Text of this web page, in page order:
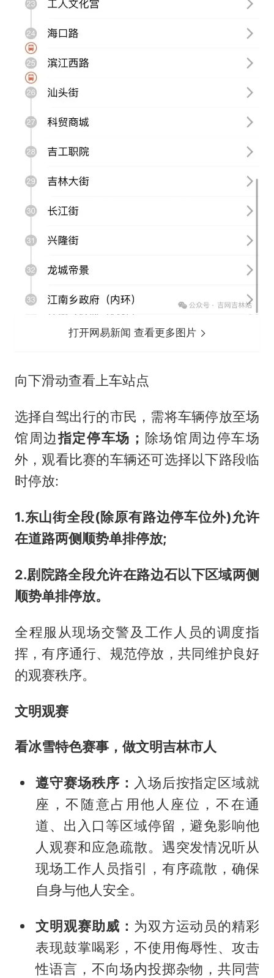
打开网易新闻 查看更多图片
向下滑动查看上车站点
选择自驾出行的市民，需将车辆停放至场
馆周边指定停车场； 除场馆周边停车场
外，观看比赛的车辆还可选择以下路段临
时停放:
1.东山街全段(除原有路边停车位外)允许
在道路两侧顺势单排停放;
2.剧院路全段允许在路边石以下区域两侧
顺势单排停放。
全程服从现场交警及工作人员的调度指
挥，有序通行、规范停放，共同维护良好
的观赛秩序。
文明观赛
看冰雪特色赛事，做文明吉林市人
遵守赛场秩序： 入场后按指定区域就
座，不随意占用他人座位，不在通
道、出入口等区域停留，避免影响他
人观赛和应急疏散。遇突发情况听从
现场工作人员指引，有序疏散，确保
自身与他人安全。
文明观赛助威： 为双方运动员的精彩
表现鼓掌喝彩，不使用侮辱性、攻击
性语言，不向场内投掷杂物，共同营